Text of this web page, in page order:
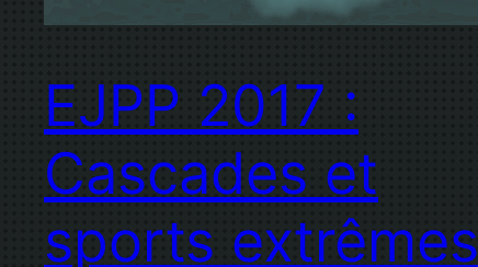
EJPP 2017 :
Cascades et
sports extrêmes